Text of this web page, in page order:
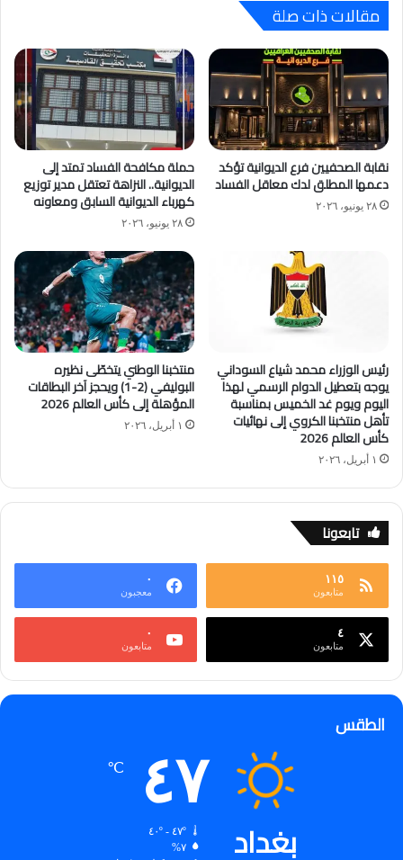
مقالات ذات صلة
نقابة الصحفيين فرع الديوانية تؤكد
دعمها المطلق لدك معاقل الفساد
٢٨ يونيو، ٢٠٢٦
حملة مكافحة الفساد تمتد إلى
الديوانية.. النزاهة تعتقل مدير توزيع
كهرباء الديوانية السابق ومعاونه
٢٨ يونيو، ٢٠٢٦
رئيس الوزراء محمد شياع السوداني
يوجه بتعطيل الدوام الرسمي لهذا
اليوم ويوم غد الخميس بمناسبة
تأهل منتخبنا الكروي إلى نهائيات
كأس العالم 2026
١ أبريل، ٢٠٢٦
منتخبنا الوطني يتخطّى نظيره
البوليفي (2-1) ويحجز آخر البطاقات
المؤهلة إلى كأس العالم 2026
١ أبريل، ٢٠٢٦
تابعونا
١١٥
متابعون
٠
معجبون
٤
متابعون
٠
متابعون
الطقس
بغداد
٤٧ ℃
٤٧º - ٤٠º
٧%